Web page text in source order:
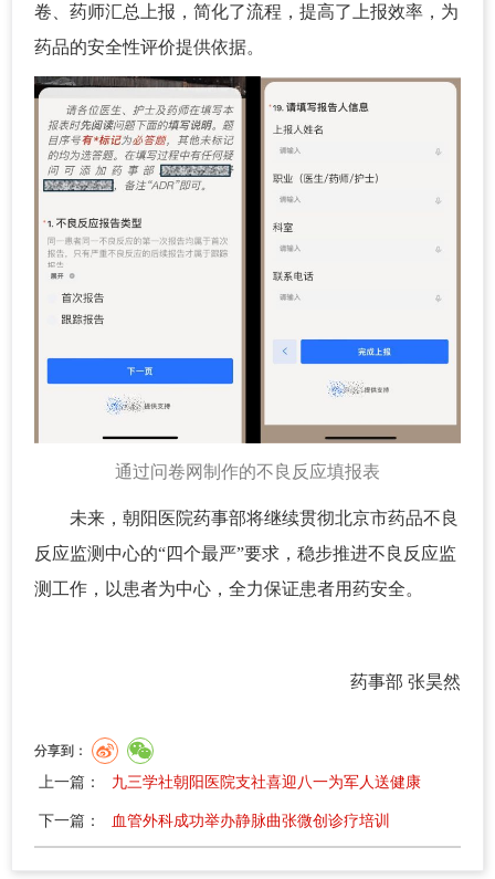
卷、药师汇总上报，简化了流程，提高了上报效率，为
药品的安全性评价提供依据。
通过问卷网制作的不良反应填报表
未来，朝阳医院药事部将继续贯彻北京市药品不良
反应监测中心的“四个最严”要求，稳步推进不良反应监
测工作，以患者为中心，全力保证患者用药安全。
药事部 张昊然
分享到：
上一篇： 九三学社朝阳医院支社喜迎八一为军人送健康
下一篇： 血管外科成功举办静脉曲张微创诊疗培训